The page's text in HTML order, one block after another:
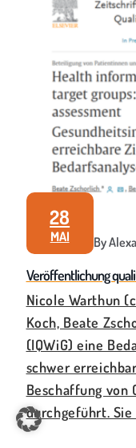
28
MAI By
Veröffentlichung
Nicole Warthun
Koch, Beate
(IQWiG) eine
schwer
Beschaffung von
durchgeführt. Sie